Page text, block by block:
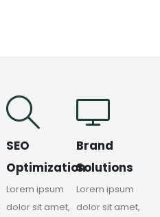
SEO
Optimization
Lorem ipsum
dolor sit amet,
Brand
Solutions
Lorem ipsum
dolor sit amet,